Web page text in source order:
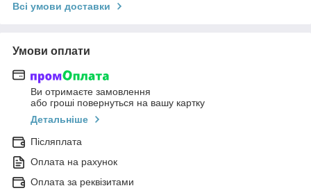
Всі умови доставки
Умови оплати
Ви отримаєте замовлення
або гроші повернуться на вашу картку
Детальніше
Післяплата
Оплата на рахунок
Оплата за реквізитами